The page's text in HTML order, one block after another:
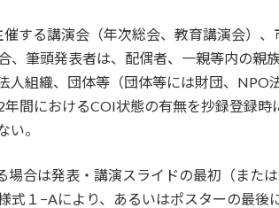
する講演会（年次総会、教育講演会）、
、筆頭発表者は、配偶者、一親等内の親
組織、団体等（団体等には財団、NPO
間におけるCOI状態の有無を抄録登録時
い。
合は発表・講演スライドの最初（また
１−Aにより、あるいはポスターの最後